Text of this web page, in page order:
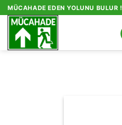
İçeriğe
atla
MÜCAHADE EDEN YOLUNU BULUR !